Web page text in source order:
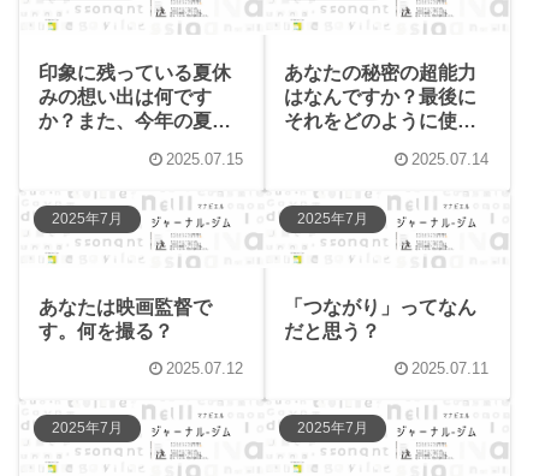
印象に残っている夏休
みの想い出は何です
か？また、今年の夏は
たいですか？
2025.07.15
あなたの秘密の超能力
はなんですか？最後に
それをどのように使い
2025.07.14
2025年7月
あなたは映画監督で
す。何を撮る？
2025.07.12
2025年7月
「つながり」ってなん
だと思う？
2025.07.11
2025年7月 2025年7月